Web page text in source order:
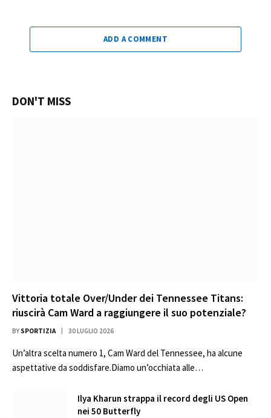
ADD A COMMENT
DON'T MISS
Vittoria totale Over/Under dei Tennessee Titans:
riuscirà Cam Ward a raggiungere il suo potenziale?
BY SPORTIZIA 30 LUGLIO 2026
Un’altra scelta numero 1, Cam Ward del Tennessee, ha alcune
aspettative da soddisfare.Diamo un’occhiata alle…
Ilya Kharun strappa il record degli US Open
nei 50 Butterfly